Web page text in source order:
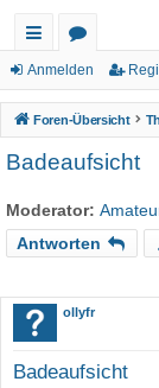
ch
ne
llz
riff
or
en
Anmelden
Foren-Übersicht
Badeaufsicht
Moderator:
Antworten
ollyfr
Badeaufsicht